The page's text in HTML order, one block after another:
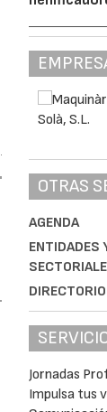
OTRAS
AGENDA
ENTIDADES
Jornadas
Impulsa tus